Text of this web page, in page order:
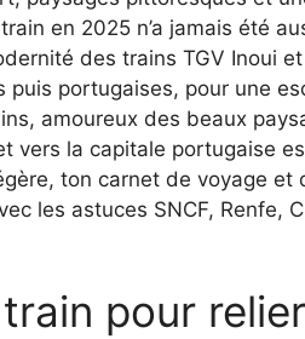
en 2025 n’a jamais été
des trains TGV Inoui et
portugaises, pour une
amoureux des beaux
vers la capitale portugaise
ton carnet de voyage et
les astuces SNCF, Renfe,
pour